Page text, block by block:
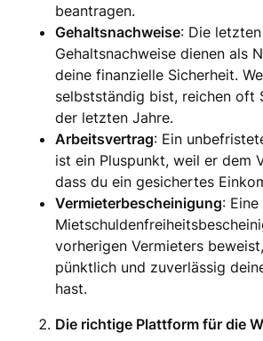
beantragen.
Gehaltsnachweise: Die
Gehaltsnachweise dienen als
deine finanzielle Sicherheit.
selbstständig bist, reichen oft
der letzten Jahre.
Arbeitsvertrag: Ein
ist ein Pluspunkt, weil er dem
dass du ein gesichertes
Vermieterbescheinigung: Eine
vorherigen Vermieters
pünktlich und zuverlässig
hast.
Die richtige Plattform für die